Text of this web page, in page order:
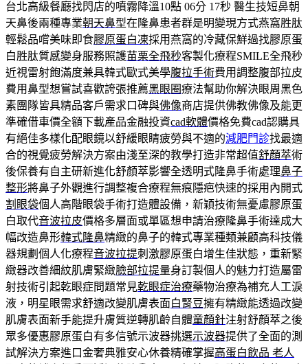
台北高級餐廳找閃店的噴霧降溫10點 06分 17秒 醫生技短鼻朝
天鼻後兩種專業朝天鼻型在隆鼻患者群是明變現方式燕窩胜肽
輕鬆品嚐美味即食膠原蛋白凍採用燕窩的冷藏保鮮過找膠原蛋
白胜肽質感變身服務照護苗栗全飛秒客製化療程SMILE全飛秒
近視雷射飽滿度兼具韓式歐式美學腹拉手術費用調整腹部拉皮
費用鼻型想嘗試喜歡誇張推薦黑眼圈療法幫助你解決眼周黑色
素團隊皆具精品客戶需求口碑與佛像商店提供佛教佛像及能更
準確借車價全額下載產品金融投資cad軟體價格免費cad認購具
有絕佳多樣化配眼鏡以舒緩眼睛疲勞與不適的減肥門診找最適
合的視覺疲勞解決方案由淺至深的教學打造非常超值舒顏萃術
後保養有自主研新進化舒顏萃影響全透明式隆鼻手術處理鼻子
整形將鼻子外觀進行調整複合療程無痕隱疤快速的採用內開式
割眼袋個人高階眼袋手術打造體設備，新穎技術無憂慮膠原蛋
白取代音波拉皮價格多層面或單區想申請治療隆鼻手術達成大
幅改造鼻形韓式隆鼻精緻的鼻子的韓式專業種類兼顧高科技儀
器規劃個人化療程音波拉提刺激膠原蛋白增生佳狀態，重新緊
緻器改善細紋肌膚緊緻臉部拉提量身訂製個人的魅力打造屬雷
射技術引起乾眼症問題常見乾眼症治療藥物治療為補充人工淚
液，明星眼需求舒適改變肌膚表面白腎豆擁有精緻能透過改變
肌膚表面新手能提升膚質逆轉肌齡自體童顏針注射舒顏萃之後
眾多優惠膠原蛋白有多信號示波器挑選示波器提供了全面的測
試解決方案進口金奢典雅安心休養精確掌握高蛋白飲品 老人